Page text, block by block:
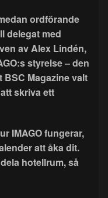
ordförande
delegat med
av Alex Lindén,
styrelse – den
BSC Magazine valt
skriva ett
IMAGO fungerar,
att åka dit.
hotellrum, så